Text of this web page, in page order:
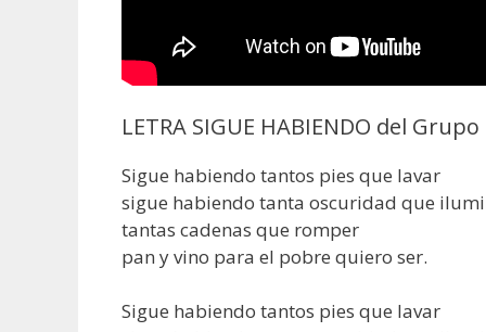
LETRA SIGUE HABIENDO del Grupo
Sigue habiendo tantos pies que lavar
sigue habiendo tanta oscuridad que
tantas cadenas que romper
pan y vino para el pobre quiero ser.
Sigue habiendo tantos pies que lavar